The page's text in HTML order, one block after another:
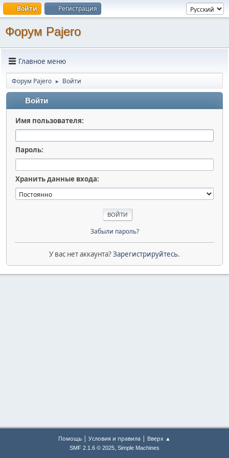
Войти Регистрация
Форум Pajero
Главное меню
Форум Pajero ► Войти
Войти
Имя пользователя:
Пароль:
Хранить данные входа:
Забыли пароль?
У вас нет аккаунта?Зарегистрируйтесь.
Помощь | Условия и правила | Вверх ▲
SMF 2.1.6 © 2025, Simple Machines